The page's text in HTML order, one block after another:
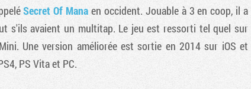
Secret Of Mana en occident. Jouable à 3 en coop, il a
s'ils avaient un multitap. Le jeu est ressorti tel quel sur
Une version améliorée est sortie en 2014 sur iOS et
PS Vita et PC.